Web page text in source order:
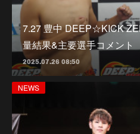
7.27 豊中 DEEP☆KICK
量結果&主要選手コメント
2025.07.26 08:50
NEWS